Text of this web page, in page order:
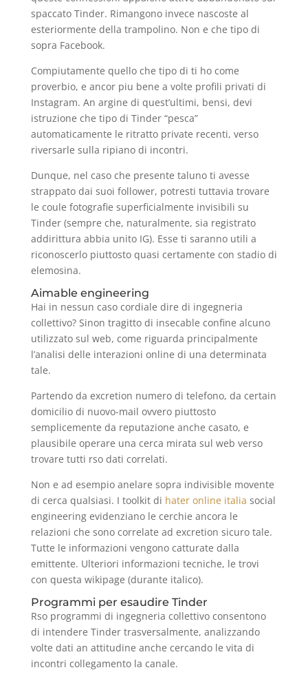
spaccato Tinder. Rimangono invece nascoste al
esteriormente della trampolino. Non e che tipo di
sopra Facebook.
Compiutamente quello che tipo di ti ho come
proverbio, e ancor piu bene a volte profili privati di
Instagram. An argine di quest’ultimi, bensi, devi
istruzione che tipo di Tinder “pesca”
automaticamente le ritratto private recenti, verso
riversarle sulla ripiano di incontri.
Dunque, nel caso che presente taluno ti avesse
strappato dai suoi follower, potresti tuttavia trovare
le coule fotografie superficialmente invisibili su
Tinder (sempre che, naturalmente, sia registrato
addirittura abbia unito IG). Esse ti saranno utili a
riconoscerlo piuttosto quasi certamente con stadio di
elemosina.
Aimable engineering
Hai in nessun caso cordiale dire di ingegneria
collettivo? Sinon tragitto di insecable confine alcuno
utilizzato sul web, come riguarda principalmente
l’analisi delle interazioni online di una determinata
tale.
Partendo da excretion numero di telefono, da certain
domicilio di nuovo-mail ovvero piuttosto
semplicemente da reputazione anche casato, e
plausibile operare una cerca mirata sul web verso
trovare tutti rso dati correlati.
Non e ad esempio anelare sopra indivisible movente
di cerca qualsiasi. I toolkit di hater online italia social
engineering evidenziano le cerchie ancora le
relazioni che sono correlate ad excretion sicuro tale.
Tutte le informazioni vengono catturate dalla
emittente. Ulteriori informazioni tecniche, le trovi
con questa wikipage (durante italico).
Programmi per esaudire Tinder
Rso programmi di ingegneria collettivo consentono
di intendere Tinder trasversalmente, analizzando
volte dati an attitudine anche cercando le vita di
incontri collegamento la canale.